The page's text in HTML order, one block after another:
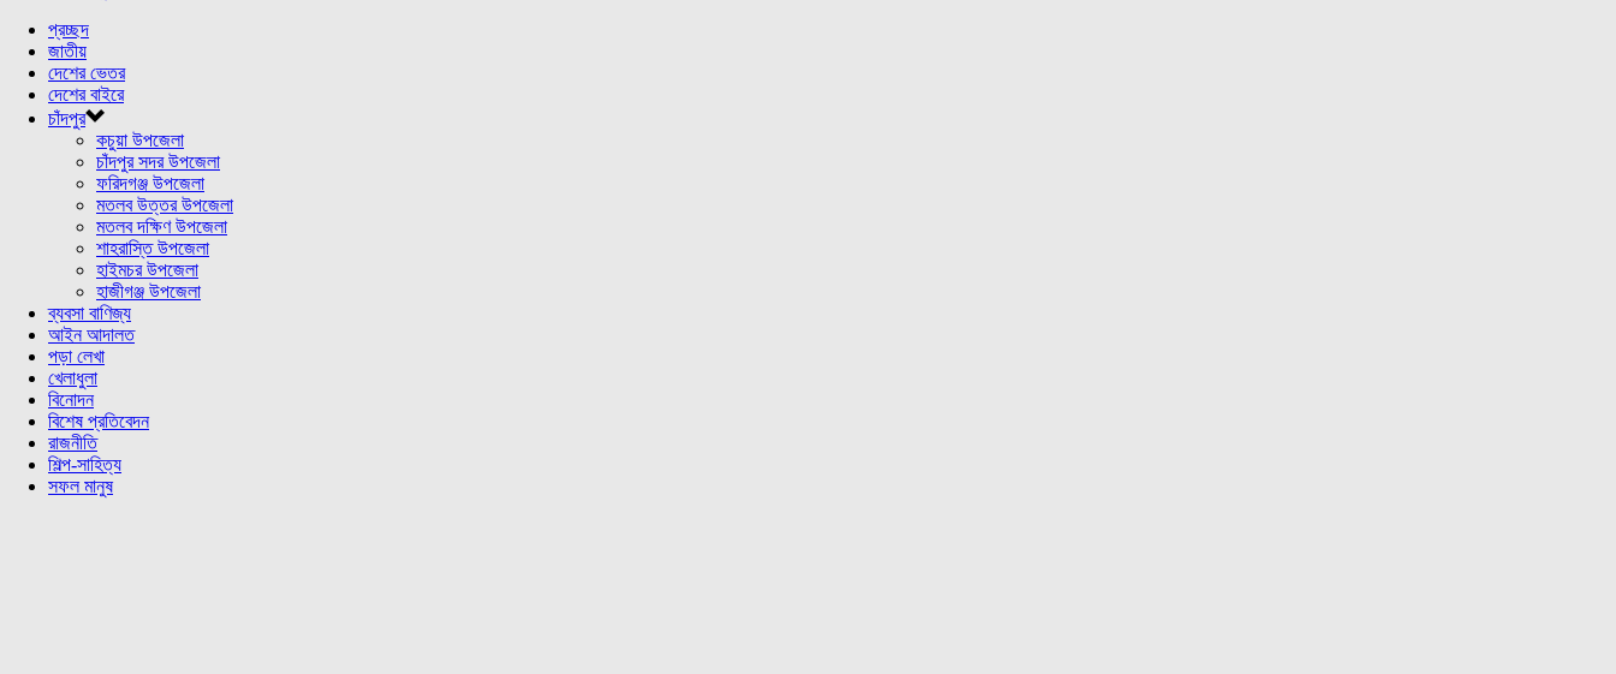
প্রচ্ছদ
জাতীয়
দেশের ভেতর
দেশের বাইরে
চাঁদপুর
কচুয়া উপজেলা
চাঁদপুর সদর উপজেলা
ফরিদগঞ্জ উপজেলা
মতলব উত্তর উপজেলা
মতলব দক্ষিণ উপজেলা
শাহরাস্তি উপজেলা
হাইমচর উপজেলা
হাজীগঞ্জ উপজেলা
ব্যবসা বাণিজ্য
আইন আদালত
পড়া লেখা
খেলাধুলা
বিনোদন
বিশেষ প্রতিবেদন
রাজনীতি
শিল্প-সাহিত্য
সফল মানুষ